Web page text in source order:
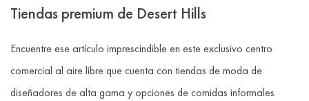
Tiendas premium de Desert Hills
Encuentre ese artículo imprescindible en este exclusivo centro
comercial al aire libre que cuenta con tiendas de moda de
diseñadores de alta gama y opciones de comidas informales